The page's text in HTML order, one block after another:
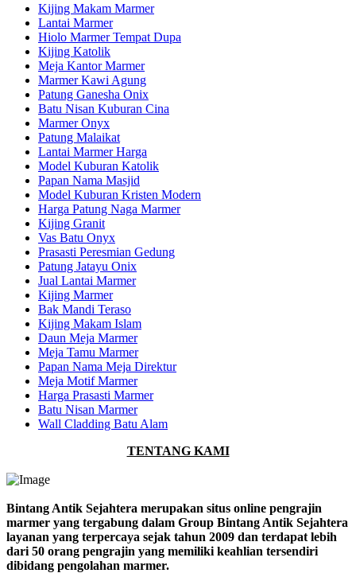
Kijing Makam Marmer
Lantai Marmer
Hiolo Marmer Tempat Dupa
Kijing Katolik
Meja Kantor Marmer
Marmer Kawi Agung
Patung Ganesha Onix
Batu Nisan Kuburan Cina
Marmer Onyx
Patung Malaikat
Lantai Marmer Harga
Model Kuburan Katolik
Papan Nama Masjid
Model Kuburan Kristen Modern
Harga Patung Naga Marmer
Kijing Granit
Vas Batu Onyx
Prasasti Peresmian Gedung
Patung Jatayu Onix
Jual Lantai Marmer
Kijing Marmer
Bak Mandi Teraso
Kijing Makam Islam
Daun Meja Marmer
Meja Tamu Marmer
Papan Nama Meja Direktur
Meja Motif Marmer
Harga Prasasti Marmer
Batu Nisan Marmer
Wall Cladding Batu Alam
TENTANG KAMI
Bintang Antik Sejahtera merupakan situs online pengrajin
marmer yang tergabung dalam Group Bintang Antik Sejahtera
layanan yang terpercaya sejak tahun 2009 dan terdapat lebih
dari 50 orang pengrajin yang memiliki keahlian tersendiri
dibidang pengolahan marmer.